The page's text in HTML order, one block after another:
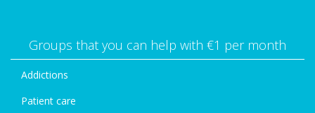
Groups that you can help with €1 per month
Addictions
Patient care